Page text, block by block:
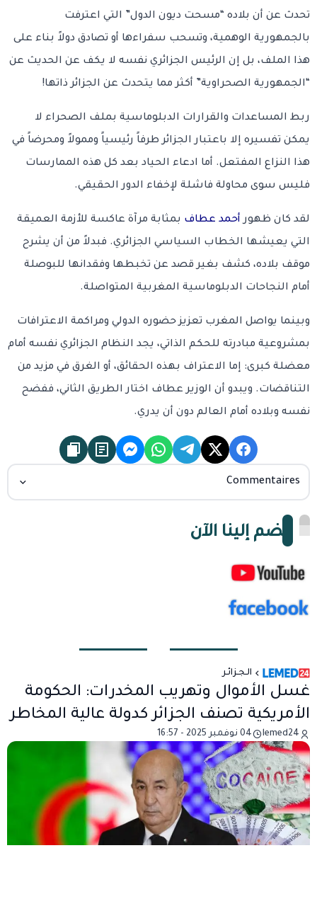
تحدث عن أن بلاده “مسحت ديون الدول” التي اعترفت
بالجمهورية الوهمية، وتسحب سفراءها أو تصادق دولاً بناء على
هذا الملف، بل إن الرئيس الجزائري نفسه لا يكف عن الحديث عن
“الجمهورية الصحراوية” أكثر مما يتحدث عن الجزائر ذاتها!
ربط المساعدات والقرارات الدبلوماسية بملف الصحراء لا
يمكن تفسيره إلا باعتبار الجزائر طرفاً رئيسياً وممولاً ومحرضاً في
هذا النزاع المفتعل. أما ادعاء الحياد بعد كل هذه الممارسات
فليس سوى محاولة فاشلة لإخفاء الدور الحقيقي.
لقد كان ظهور أحمد عطاف بمثابة مرآة عاكسة للأزمة العميقة
التي يعيشها الخطاب السياسي الجزائري. فبدلاً من أن يشرح
موقف بلاده، كشف بغير قصد عن تخبطها وفقدانها للبوصلة
أمام النجاحات الدبلوماسية المغربية المتواصلة.
وبينما يواصل المغرب تعزيز حضوره الدولي ومراكمة الاعترافات
بمشروعية مبادرته للحكم الذاتي، يجد النظام الجزائري نفسه أمام
معضلة كبرى: إما الاعتراف بهذه الحقائق، أو الغرق في مزيد من
التناقضات. ويبدو أن الوزير عطاف اختار الطريق الثاني، ففضح
نفسه وبلاده أمام العالم دون أن يدري.
Commentaires
انضم إلينا الآن
الـجـزائـر
غسل الأموال وتهريب المخدرات: الحكومة
الأمريكية تصنف الجزائر كدولة عالية المخاطر
lemed24 04 نوفمبر 2025 - 16:57